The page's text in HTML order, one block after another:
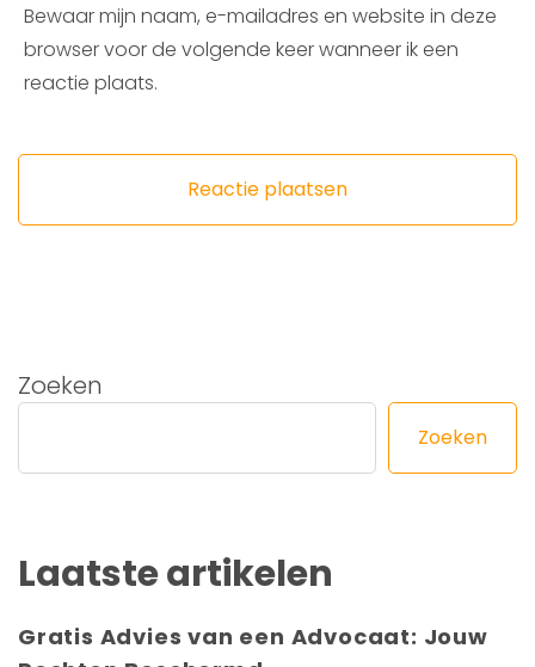
Bewaar mijn naam, e-mailadres en website in deze
browser voor de volgende keer wanneer ik een
reactie plaats.
Zoeken
Zoeken
Laatste artikelen
Gratis Advies van een Advocaat: Jouw